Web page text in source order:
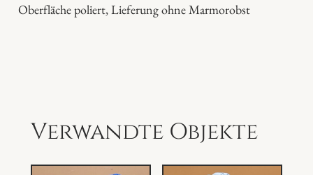
Oberfläche poliert, Lieferung ohne Marmorobst
Verwandte Objekte